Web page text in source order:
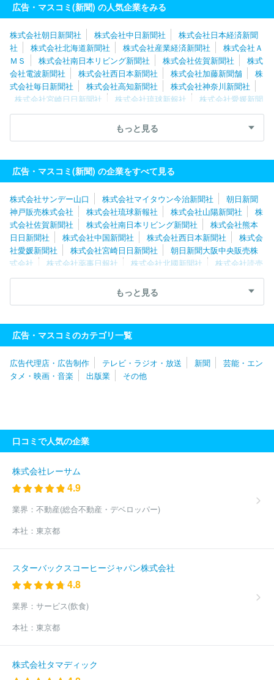
広告・マスコミ(新聞) の人気企業をみる
株式会社朝日新聞社 株式会社中日新聞社
株式会社日本経済新聞
社
株式会社北海道新聞社 株式会社産業経済新聞社
株式会社Ａ
ＭＳ
株式会社南日本リビング新聞社 株式会社佐賀新聞社
株式
会社電波新聞社
株式会社西日本新聞社 株式会社加藤新聞舗
株
式会社毎日新聞社
株式会社高知新聞社
株式会社神奈川新聞社
株式会社宮崎日日新聞社
株式会社琉球新報社
株式会社愛媛新聞
社
株式会社新聞展望社 株式会社読売新聞東京本社
株式会社東
株式会社新潟日報社 株式会社夕刊三重新聞社
株式会
社桐生タイムス社
山口
株式会社山陽新聞社 四国新聞販売株式会社
もっと見る
広告・マスコミ(新聞) の企業をすべて見る
株式会社サンデー山口 株式会社マイタウン今治新聞社
朝日新聞
神戸販売株式会社
株式会社琉球新報社 株式会社山陽新聞社
株
式会社佐賀新聞社
株式会社南日本リビング新聞社
株式会社熊本
日日新聞社
株式会社中国新聞社 株式会社西日本新聞社
株式会
社愛媛新聞社
株式会社宮崎日日新聞社
朝日新聞大阪中央販売株
式会社
株式会社薬事日報社 株式会社北國新聞社
株式会社読売
新聞大阪本社
株式会社中部経済新聞社 株式会社伊勢新聞社
株
株式会社ＪＳコーポレーション
株式会社
アサヒ・ファミリー・ニュース社
会社中日新聞社
信濃毎日新聞株式会社
株式会社北海道通信社
株式会社北海道建設新聞社
株式会社北海道新聞社
株式会社埼玉新聞社
株式会社東奥日報社
株式会社日本教育新聞
社
株式会社上毛新聞社 株式会社桐生タイムス社
新聞社
株式会社物流ニッポン新聞社 株式会社毎日新聞社
株式
会社神奈川中央新聞社
糧新聞社
株式会社神奈川新聞社
株式会社メディアクリエイト
三和プランニングセンター株式会社
社日本農業新聞
株式会社神谷町管理
会社ＢＣＮ
株式会社ＡＭＳ
テイリング
株式会社新潟日報社
株式会社京急ステーションサー
ワキ
株式会社プレイグラフ社
社日本流通産業新聞社
株式会社日刊自動車新聞社
株式会社日本
ルディングス
株式会社産業経済新聞社
株式会社日刊工業新聞社
研究出版株式会社
株式
会社ブライダル産業新聞社
戸新聞社
株式会社高知新聞社
かちまいサービス
グ新聞社
四国新聞販売株式会社 株式会社ユース
有限会社富士
ニュース社
株式会社新聞展望社
もっと見る
広告・マスコミのカテゴリ一覧
広告代理店・広告制作 テレビ・ラジオ・放送 新聞
芸能・エン
タメ・映画・音楽
出版業 その他
口コミで人気の企業
株式会社レーサム
4.9
業界： 不動産(総合不動産・デベロッパー)
本社： 東京都
スターバックスコーヒージャパン株式会社
4.8
業界： サービス(飲食)
本社： 東京都
株式会社タマディック